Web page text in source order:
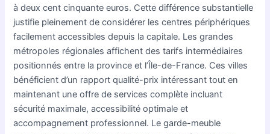
à deux cent cinquante euros. Cette différence substantielle
justifie pleinement de considérer les centres périphériques
facilement accessibles depuis la capitale. Les grandes
métropoles régionales affichent des tarifs intermédiaires
positionnés entre la province et l’Île-de-France. Ces villes
bénéficient d’un rapport qualité-prix intéressant tout en
maintenant une offre de services complète incluant
sécurité maximale, accessibilité optimale et
accompagnement professionnel. Le garde-meuble